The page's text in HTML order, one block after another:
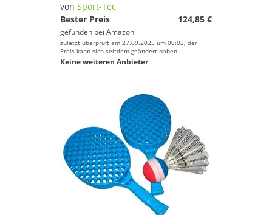
von Sport-Tec
Bester Preis
124,85 €
gefunden bei Amazon
zuletzt überprüft am 27.09.2025 um 00:03; der
Preis kann sich seitdem geändert haben.
Keine weiteren Anbieter